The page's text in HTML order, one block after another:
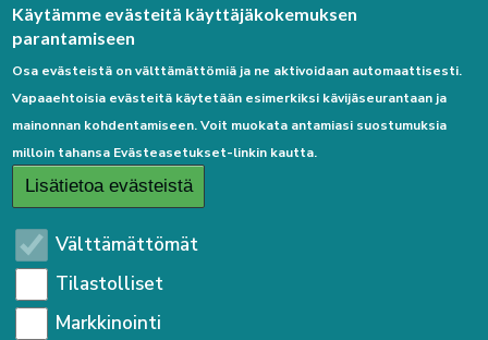
Palaute
Linkkejä
Etusivulle
Kirjaudu sisään
Saavutettavuusseloste
Sivukartta
Käytämme evästeitä käyttäjäkokemuksen
parantamiseen
Osa evästeistä on välttämättömiä ja ne aktivoidaan automaattisesti.
Vapaaehtoisia evästeitä käytetään esimerkiksi kävijäseurantaan ja
mainonnan kohdentamiseen. Voit muokata antamiasi suostumuksia
milloin tahansa Evästeasetukset-linkin kautta.
Lisätietoa evästeistä
Välttämättömät
Tilastolliset
Markkinointi